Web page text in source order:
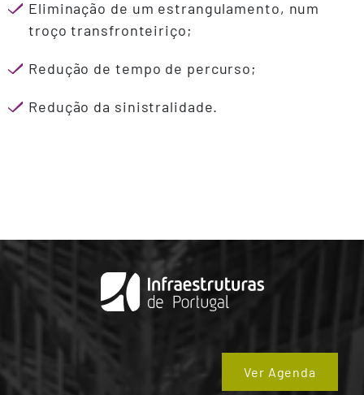
Eliminação de um estrangulamento, num
troço transfronteiriço;
Redução de tempo de percurso;
Redução da sinistralidade.
Ver Agenda